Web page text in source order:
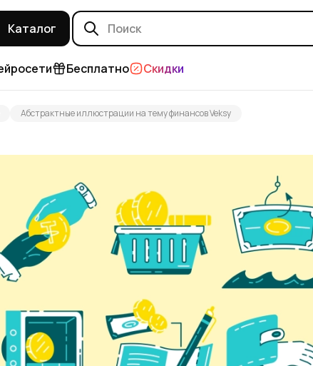
Каталог
от ИИ
от ИИ
от ИИ
Бесплатно Скидки
Абстрактные иллюстрации на тему финансов Veksy